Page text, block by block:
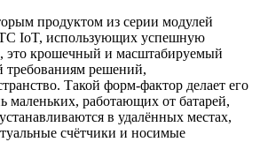
продуктом из серии модулей
IoT, использующих успешную
крошечный и масштабируемый
требованиям решений,
Такой форм-фактор делает его
маленьких, работающих от батарей,
в удалённых местах,
счётчики и носимые